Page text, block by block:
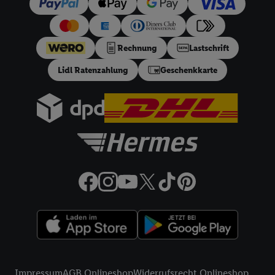
von 3, 6, 9, 12, 18 oder 24 Monaten. Ab 60 € und bis zu 5000
€ Bestellwert mit monatlicher Mindestrate von 10 €. Es gilt
ein effektiver Jahreszins von 10.99% p.a, entspricht einem
festen Sollzinssatz von 10,48% p.a. Repräsentatives Beispiel
gem. §17 (4) PAngV: Nettodarlehensbetrag 200 €,
Gesamtbetrag 212.10 €, 12 monatliche Raten à 17.68 €, eff.
Jahreszins 10.99% p.a. Der Teilzahlungsverkäufer ist Lidl
Digital Deutschland GmbH & Co. KG, Bonfelder Straße 2,
74206 Bad Wimpfen.
Lidl Plus Versandkostenfrei-Coupon:
Versandkostenfrei-Coupon gilt nur für Lidl Plus Nutzer bei
den in der Lidl Plus App vorgegebenen
Mindestbestellwert auf die im Warenkorb befindlichen Artikel
Mindestbestellwert angegeben ist, beträgt der
Mindestbestellwert 79 €. Sollte der jeweils geltende
Mindestbestellwert nachträglich in Folge einer Teilretoure
Rechnung Lastschrift
Lidl Ratenzahlung Geschenkkarte